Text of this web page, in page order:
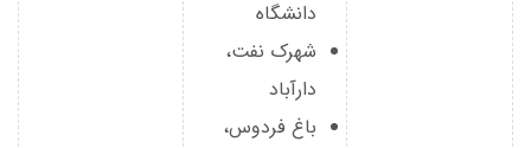
دانشگاه
شهرک نفت،
دارآباد
باغ فردوس،